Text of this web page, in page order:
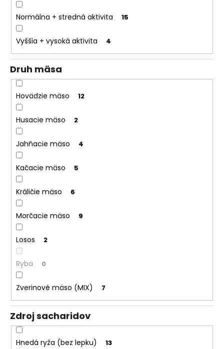
Normálna + stredná aktivita 15
Vyššia + vysoká aktivita 4
Druh mäsa
Hovädzie mäso 12
Husacie mäso 2
Jahňacie mäso 4
Kačacie mäso 5
Králičie mäso 6
Morčacie mäso 9
Losos 2
Ryba 0
Zverinové mäso (MIX) 7
Zdroj sacharidov
Hnedá ryža (bez lepku) 13